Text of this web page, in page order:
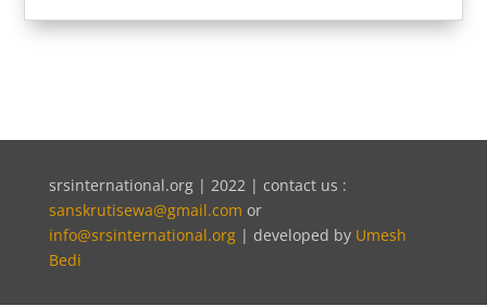
srsinternational.org | 2022 | contact us :
sanskrutisewa@gmail.com or
info@srsinternational.org| developed by Umesh
Bedi